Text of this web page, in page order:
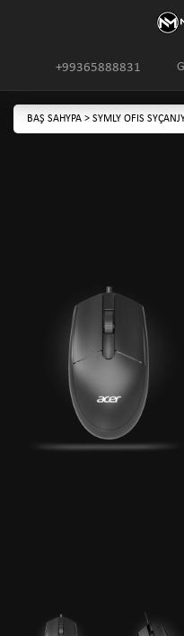
+99365888831
BAŞ SAHYPA > SYMLY OFIS